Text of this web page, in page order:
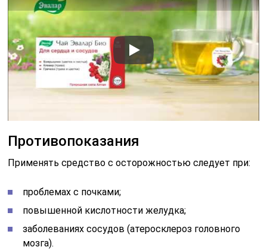
Противопоказания
Применять средство с осторожностью следует при:
проблемах с почками;
повышенной кислотности желудка;
заболеваниях сосудов (атеросклероз головного
мозга).